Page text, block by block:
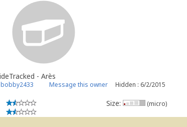
- Arès
bobby2433 Message this owner Hidden : 6/2/2015
Size: (micro)